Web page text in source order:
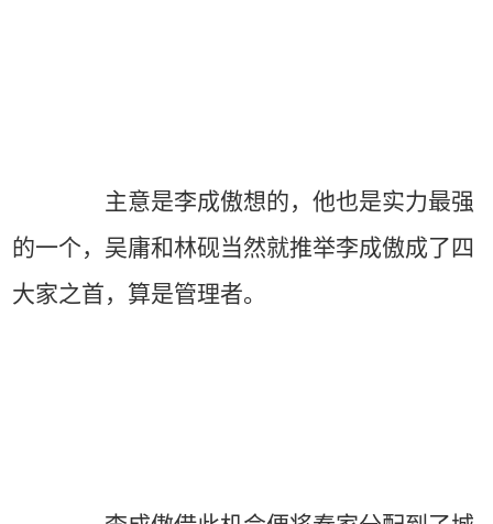
主意是李成傲想的，他也是实力最强
的一个，吴庸和林砚当然就推举李成傲成了四
大家之首，算是管理者。